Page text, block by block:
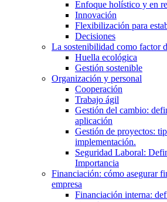
Enfoque holístico y en
Innovación
Flexibilización para
Decisiones
La sostenibilidad como factor
Huella ecológica
Gestión sostenible
Organización y personal
Cooperación
Trabajo ágil
Gestión del cambio:
aplicación
Gestión de proyectos:
implementación.
Seguridad Laboral:
Importancia
Financiación: cómo asegurar
empresa
Financiación interna: